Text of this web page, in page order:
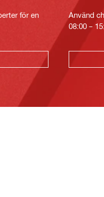
för en
Använd
08:00 –